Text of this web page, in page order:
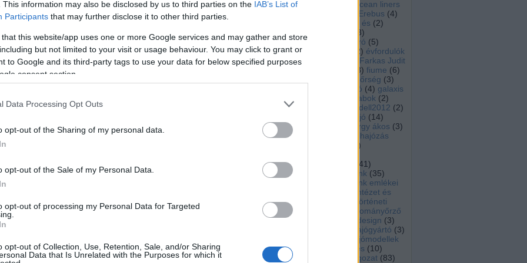
This information may also be disclosed by us to third parties on the IAB’s List of
Participants that may further disclose it to other third parties.
that this website/app uses one or more Google services and may gather and store
but not limited to your visit or usage behaviour. You may click to grant or
to Google and its third-party tags to use your data for below specified purposes
consent section.
Data Processing Opt Outs
opt-out of the Sharing of my personal data.
opt-out of the Sale of my Personal Data.
opt-out of processing my Personal Data for Targeted
opt-out of Collection, Use, Retention, Sale, and/or Sharing
Data that Is Unrelated with the Purposes for which it
Encyclopedia of ocean liners
Erebus (4)
és (2)
eseménynaptár
3)
északnyugati átjáró (5)
Euróra Csoport
2) évfordulók
(17
Farkas Judit
3) fiume (6)
Folyamőrség (3)
Franklin-expedíció (4) galaxis
Gályarabok (2)
gomodell2012 (2)
gőzhajó (14)
györgy ákos (3)
hadihajózás
)
41)
haditengerészetünk (35)
haditengerészetünk emlékei
Hadtörténeti Intézet és
Hadtörténeti
hagyományőrző
hajodesign (3)
hajógyártó (3)
hajómodellek
hajómodellezés (10)
hajómodellező tagozat (83)